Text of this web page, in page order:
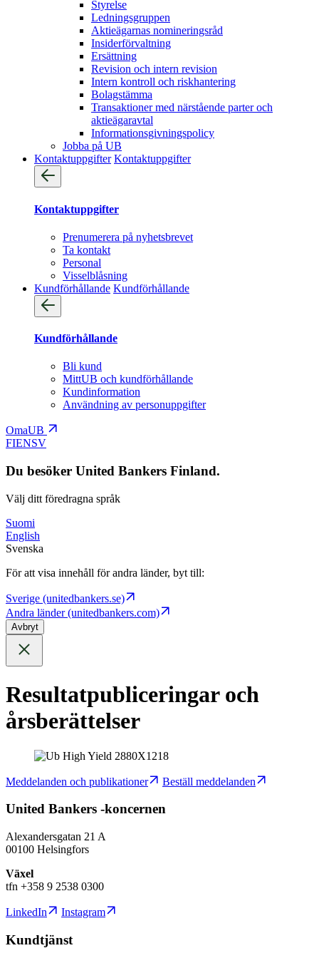
Styrelse
Ledningsgruppen
Aktieägarnas nomineringsråd
Insiderförvaltning
Ersättning
Revision och intern revision
Intern kontroll och riskhantering
Bolagstämma
Transaktioner med närstående parter och
aktieägaravtal
Informationsgivningspolicy
Jobba på UB
Kontaktuppgifter Kontaktuppgifter
Kontaktuppgifter
Prenumerera på nyhetsbrevet
Ta kontakt
Personal
Visselblåsning
Kundförhållande Kundförhållande
Kundförhållande
Bli kund
MittUB och kundförhållande
Kundinformation
Användning av personuppgifter
OmaUB
FIENSV
Du besöker United Bankers Finland.
Välj ditt föredragna språk
Suomi
English
Svenska
För att visa innehåll för andra länder, byt till:
Sverige (unitedbankers.se)
Andra länder (unitedbankers.com)
Avbryt
Resultatpubliceringar och
årsberättelser
Meddelanden och publikationer Beställ meddelanden
United Bankers -koncernen
Alexandersgatan 21 A
00100 Helsingfors
Växel
tfn +358 9 2538 0300
LinkedIn Instagram
Kundtjänst